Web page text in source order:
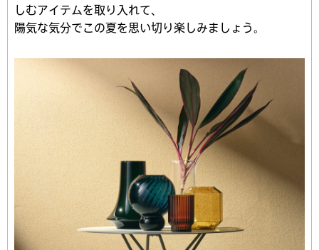
しむアイテムを取り入れて、
陽気な気分でこの夏を思い切り楽しみましょう。